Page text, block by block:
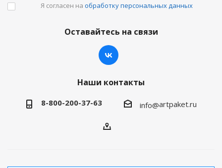
Я согласен на обработку персональных данных
Оставайтесь на связи
Наши контакты
8-800-200-37-63 info@artpaket.ru